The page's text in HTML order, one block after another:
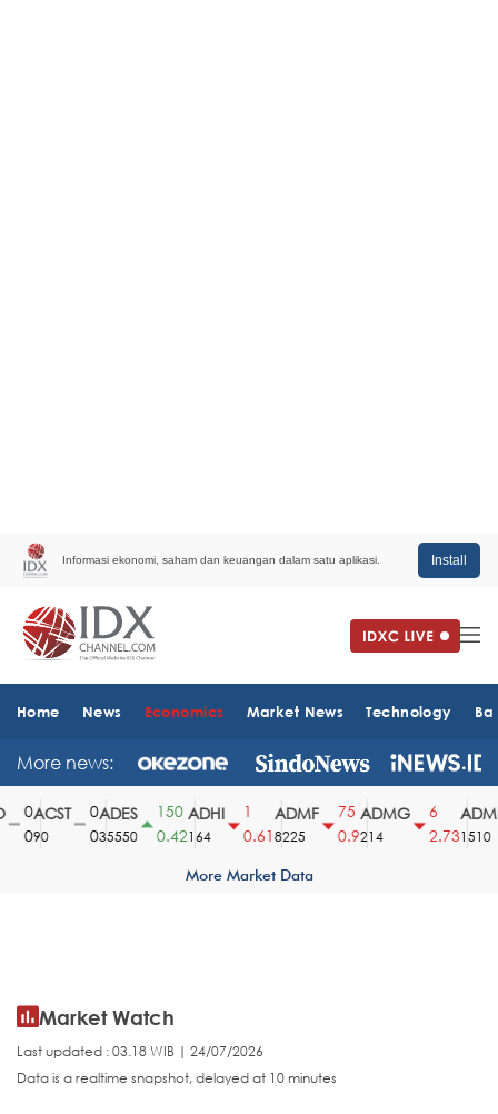
Informasi ekonomi, saham dan keuangan dalam satu aplikasi. Install
Home News Economics Market News Technology
More news:
ACST
90
ADES
35550
150
0.42
ADHI
164
0.61
ADMF
8225
75
0.9
ADMG
214
2.73
ADMR
1510
More Market Data
Market Watch
Last updated : 03.18 WIB | 24/07/2026
Data is a realtime snapshot, delayed at 10 minutes